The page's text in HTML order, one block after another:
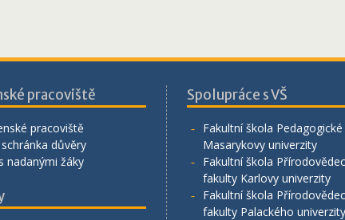
pracoviště
pracoviště
důvěry
nadanými žáky
Spolupráce s VŠ
Fakultní škola
Masarykovy univerzity
Fakultní škola
fakulty Karlovy univerzity
Fakultní škola
fakulty Palackého univerzity